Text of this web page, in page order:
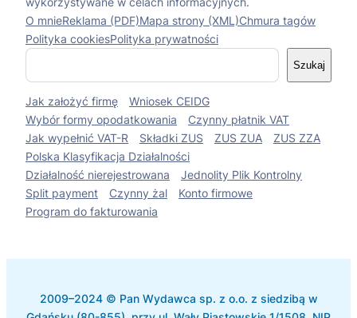
O mnieReklama (PDF)Mapa strony (XML)Chmura tagów
Polityka cookiesPolityka prywatności
S
k
a
Szukaj
Jak założyć firmę
Wniosek CEIDG
Wybór formy opodatkowania
Czynny płatnik VAT
Jak wypełnić VAT-R
Składki ZUS ZUS ZUA
ZUS ZZA
Polska Klasyfikacja Działalności
Działalność nierejestrowana
Jednolity Plik Kontrolny
Split payment
Czynny żal
Konto firmowe
Program do fakturowania
2009–2024 © Pan Wydawca sp. z o.o. z siedzibą w